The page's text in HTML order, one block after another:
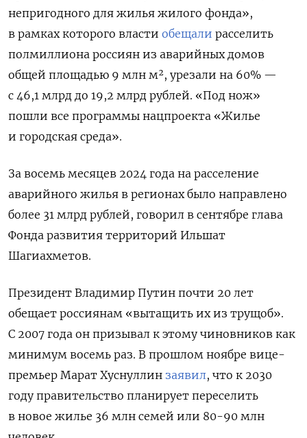
непригодного для жилья жилого фонда»,
в рамках которого власти обещали расселить
полмиллиона россиян из аварийных домов
общей площадью 9 млн м², урезали на 60% —
с 46,1 млрд до 19,2 млрд рублей. «Под нож»
пошли все программы нацпроекта «Жилье
и городская среда».
За восемь месяцев 2024 года на расселение
аварийного жилья в регионах было направлено
более 31 млрд рублей, говорил в сентябре глава
Фонда развития территорий Ильшат
Шагиахметов.
Президент Владимир Путин почти 20 лет
обещает россиянам «вытащить их из трущоб».
С 2007 года он призывал к этому чиновников как
минимум восемь раз. В прошлом ноябре вице-
премьер Марат Хуснуллин заявил, что к 2030
году правительство планирует переселить
в новое жилье 36 млн семей или 80-90 млн